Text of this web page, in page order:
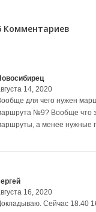
Комментариев
14, 2020
для чего нужен
№9? Вообще что
а менее нужные
16, 2020
Сейчас 18.40